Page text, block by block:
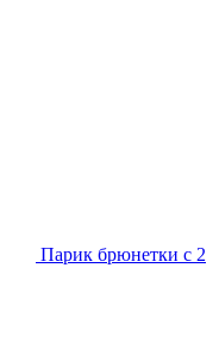
Парик брюнетки с 2